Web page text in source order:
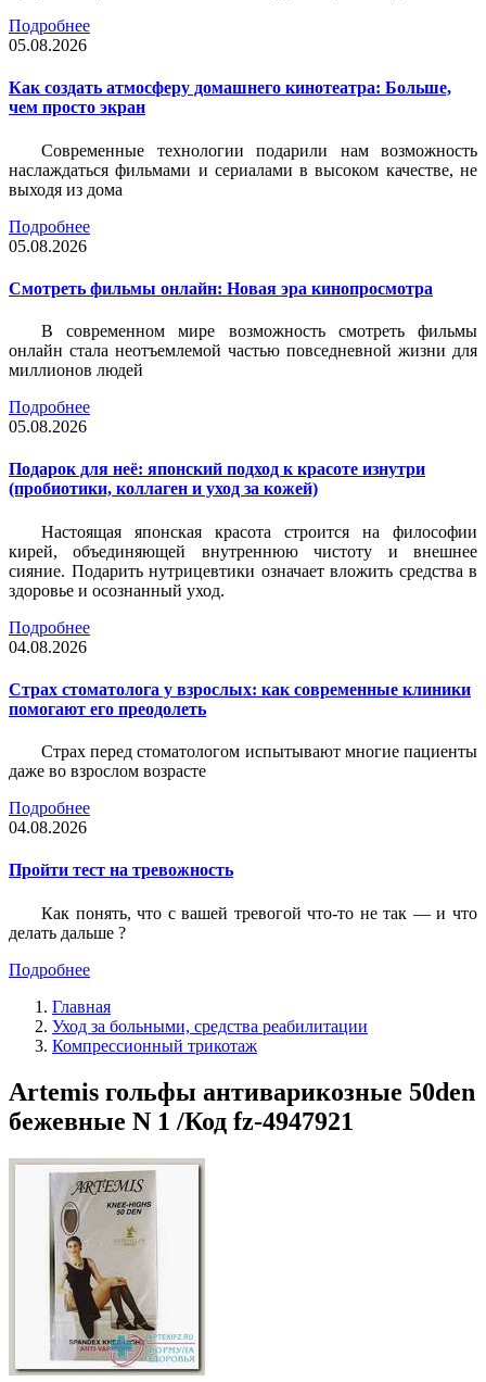
Подробнее
05.08.2026
Как создать атмосферу домашнего кинотеатра: Больше,
чем просто экран
Современные технологии подарили нам возможность
наслаждаться фильмами и сериалами в высоком качестве, не
выходя из дома
Подробнее
05.08.2026
Смотреть фильмы онлайн: Новая эра кинопросмотра
В современном мире возможность смотреть фильмы
онлайн стала неотъемлемой частью повседневной жизни для
миллионов людей
Подробнее
05.08.2026
Подарок для неё: японский подход к красоте изнутри
(пробиотики, коллаген и уход за кожей)
Настоящая японская красота строится на философии
кирей, объединяющей внутреннюю чистоту и внешнее
сияние. Подарить нутрицевтики означает вложить средства в
здоровье и осознанный уход.
Подробнее
04.08.2026
Страх стоматолога у взрослых: как современные клиники
помогают его преодолеть
Страх перед стоматологом испытывают многие пациенты
даже во взрослом возрасте
Подробнее
04.08.2026
Пройти тест на тревожность
Как понять, что с вашей тревогой что-то не так — и что
делать дальше ?
Подробнее
Главная
Уход за больными, средства реабилитации
Компрессионный трикотаж
Artemis гольфы антиварикозные 50den
бежевные N 1 /Код fz-4947921